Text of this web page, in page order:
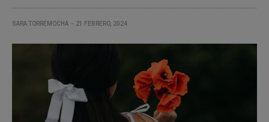
SARA TORREMOCHA 21 FEBRERO, 2024